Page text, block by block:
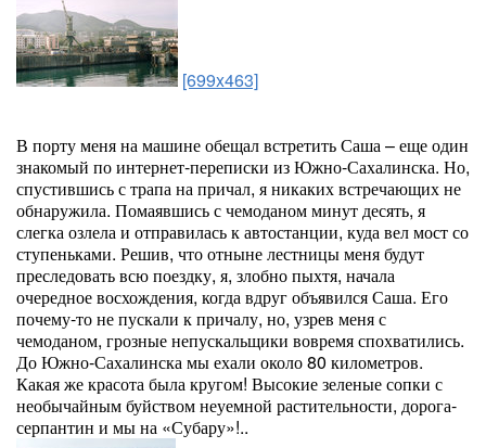
[699x463]
В порту меня на машине обещал встретить Саша – еще один
знакомый по интернет-переписки из Южно-Сахалинска. Но,
спустившись с трапа на причал, я никаких встречающих не
обнаружила. Помаявшись с чемоданом минут десять, я
слегка озлела и отправилась к автостанции, куда вел мост со
ступеньками. Решив, что отныне лестницы меня будут
преследовать всю поездку, я, злобно пыхтя, начала
очередное восхождения, когда вдруг объявился Саша. Его
почему-то не пускали к причалу, но, узрев меня с
чемоданом, грозные непускальщики вовремя спохватились.
До Южно-Сахалинска мы ехали около 80 километров.
Какая же красота была кругом! Высокие зеленые сопки с
необычайным буйством неуемной растительности, дорога-
серпантин и мы на «Субару»!..